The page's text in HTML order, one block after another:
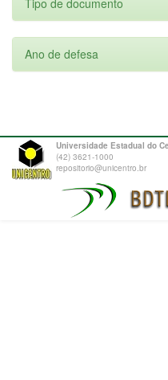
Tipo de documento
Ano de defesa
Universidade Estadual do
(42) 3621-1000
repositorio@unicentro.br